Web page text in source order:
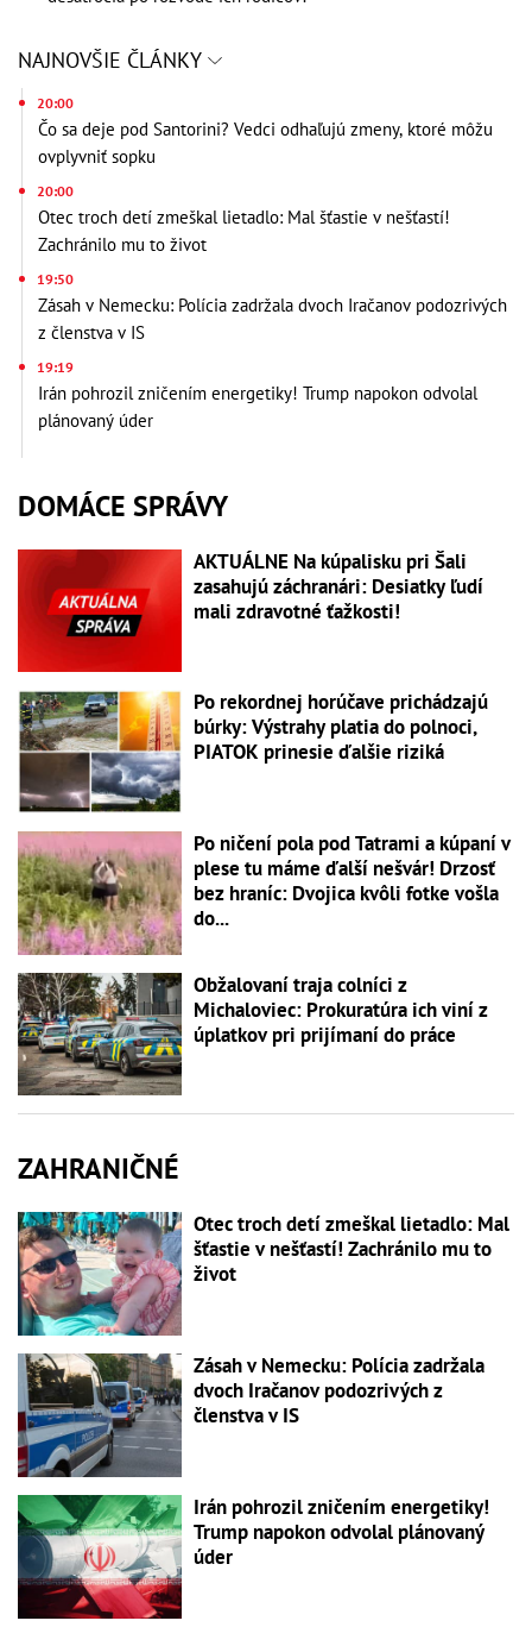
NAJNOVŠIE ČLÁNKY
20:00
Čo sa deje pod Santorini? Vedci odhaľujú zmeny, ktoré môžu
ovplyvniť sopku
20:00
Otec troch detí zmeškal lietadlo: Mal šťastie v nešťastí!
Zachránilo mu to život
19:50
Zásah v Nemecku: Polícia zadržala dvoch Iračanov podozrivých
z členstva v IS
19:19
Irán pohrozil zničením energetiky! Trump napokon odvolal
plánovaný úder
DOMÁCE SPRÁVY
AKTUÁLNE Na kúpalisku pri Šali
zasahujú záchranári: Desiatky ľudí
mali zdravotné ťažkosti!
Po rekordnej horúčave prichádzajú
búrky: Výstrahy platia do polnoci,
PIATOK prinesie ďalšie riziká
Po ničení pola pod Tatrami a kúpaní v
plese tu máme ďalší nešvár! Drzosť
bez hraníc: Dvojica kvôli fotke vošla
do...
Obžalovaní traja colníci z
Michaloviec: Prokuratúra ich viní z
úplatkov pri prijímaní do práce
ZAHRANIČNÉ
Otec troch detí zmeškal lietadlo: Mal
šťastie v nešťastí! Zachránilo mu to
život
Zásah v Nemecku: Polícia zadržala
dvoch Iračanov podozrivých z
členstva v IS
Irán pohrozil zničením energetiky!
Trump napokon odvolal plánovaný
úder